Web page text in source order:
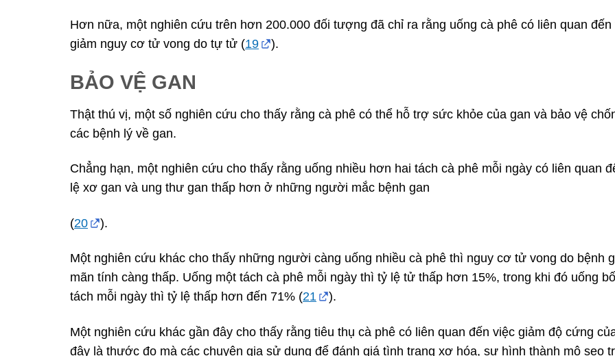
Hơn nữa, một nghiên cứu trên hơn 200.000 đối tượng đã chỉ ra rằng uống cà phê có liên quan đến
giảm nguy cơ tử vong do tự tử (19 ).
BẢO VỆ GAN
Thật thú vị, một số nghiên cứu cho thấy rằng cà phê có thể hỗ trợ sức khỏe của gan và bảo vệ
các bệnh lý về gan.
Chẳng hạn, một nghiên cứu cho thấy rằng uống nhiều hơn hai tách cà phê mỗi ngày có liên quan
lệ xơ gan và ung thư gan thấp hơn ở những người mắc bệnh gan
(20 ).
Một nghiên cứu khác cho thấy những người càng uống nhiều cà phê thì nguy cơ tử vong do bệnh
mãn tính càng thấp. Uống một tách cà phê mỗi ngày thì tỷ lệ tử thấp hơn 15%, trong khi đó uống
tách mỗi ngày thì tỷ lệ thấp hơn đến 71% (21 ).
Một nghiên cứu khác gần đây cho thấy rằng tiêu thụ cà phê có liên quan đến việc giảm độ cứng
đây là thước đo mà các chuyên gia sử dụng để đánh giá tình trạng xơ hóa, sự hình thành mô sẹo